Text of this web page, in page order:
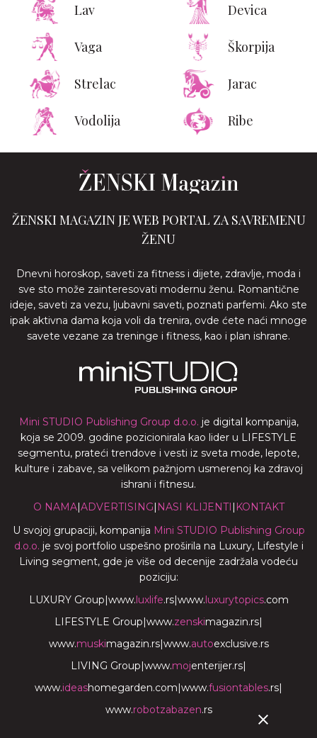
Lav Devica
Vaga Škorpija
Strelac Jarac
Vodolija Ribe
ŽENSKI MAGAZIN JE WEB PORTAL ZA SAVREMENU
ŽENU
Dnevni horoskop, saveti za fitness i dijete, zdravlje, moda i
sve sto može zainteresovati modernu ženu. Romantične
ideje, saveti za vezu, ljubavni saveti, poznati parfemi. Ako ste
ipak aktivna dama koja voli da trenira, ovde ćete naći mnoge
savete vezane za treninge i fitness, kao i plan ishrane.
Mini STUDIO Publishing Group d.o.o. je digital kompanija,
koja se 2009. godine pozicionirala kao lider u LIFESTYLE
segmentu, prateći trendove i vesti iz sveta mode, lepote,
kulture i zabave, sa velikom pažnjom usmerenoj ka zdravoj
ishrani i fitnesu.
O NAMA|ADVERTISING| NASI KLIJENTI | KONTAKT
U svojoj grupaciji, kompanija Mini STUDIO Publishing Group
d.o.o. je svoj portfolio uspešno proširila na Luxury, Lifestyle i
Living segment, gde je više od decenije zadržala vodeću
poziciju:
LUXURY Group|www.luxlife.rs|www.luxurytopics.com
LIFESTYLE Group|www.zenskimagazin.rs|
www.muskimagazin.rs|www.autoexclusive.rs
LIVING Group|www.mojenterijer.rs|
www.ideashomegarden.com|www.fusiontables.rs|
www.robotzabazen.rs